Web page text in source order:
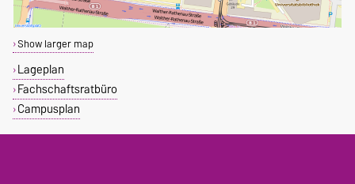
Show larger map
Lageplan
Fachschaftsratbüro
Campusplan